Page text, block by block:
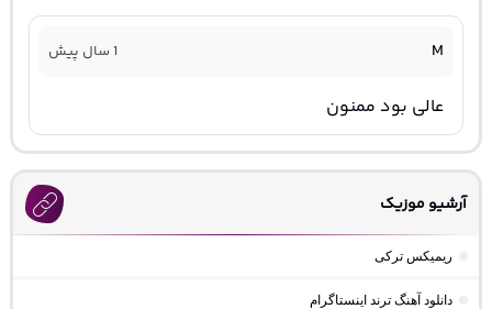
M 1 سال پیش
عالی بود ممنون
آرشیو موزیک
ریمیکس ترکی
دانلود آهنگ ترند اینستاگرام